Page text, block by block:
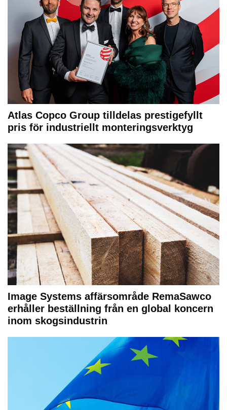
Atlas Copco Group tilldelas prestigefyllt
pris för industriellt monteringsverktyg
Image Systems affärsområde RemaSawco
erhåller beställning från en global koncern
inom skogsindustrin